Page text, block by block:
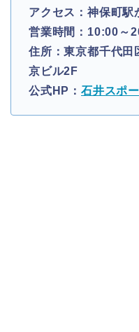
アクセス：神保町駅
営業時間：10:00～
住所：東京都千代田
京ビル2F
公式HP： 石井スポ